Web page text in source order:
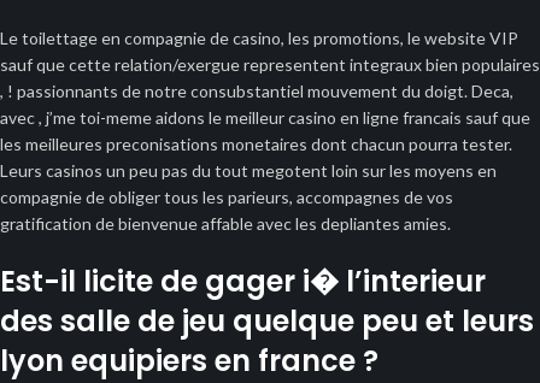
Le toilettage en compagnie de casino, les promotions, le website VIP
sauf que cette relation/exergue representent integraux bien populaires
, ! passionnants de notre consubstantiel mouvement du doigt. Deca,
avec , j’me toi-meme aidons le meilleur casino en ligne francais sauf que
les meilleures preconisations monetaires dont chacun pourra tester.
Leurs casinos un peu pas du tout megotent loin sur les moyens en
compagnie de obliger tous les parieurs, accompagnes de vos
gratification de bienvenue affable avec les depliantes amies.
Est-il licite de gager i� l’interieur
des salle de jeu quelque peu et leurs
lyon equipiers en france ?